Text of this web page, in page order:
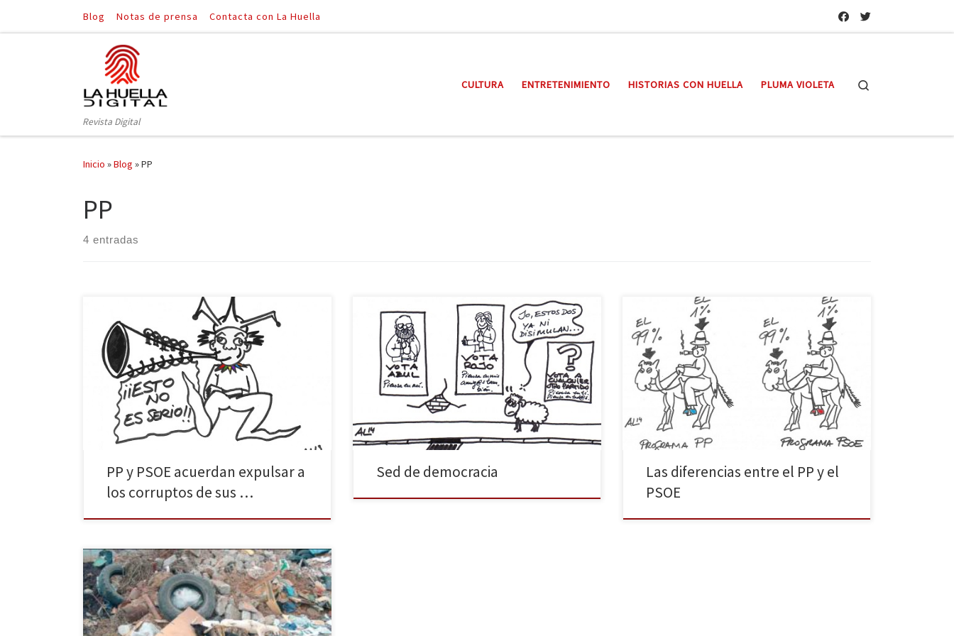
Saltar al contenido
Blog Notas de prensa Contacta con La Huella
Revista Digital
CULTURA ENTRETENIMIENTO HISTORIAS CON HUELLA PLUMA VIOLETA
Inicio »Blog »PP
PP
4 entradas
Todo lo que va a leer a continuación es falso, salvo
alguna cosa. NACIONAL Después de que Mariano Rajoy
recibiera las felicitaciones más efusivas de la Unión
Europea por haber traído el ébola al continente, el
estadista visionario ha decidido ir más allá. «Me
propongo importar más enfermedades infecciosas»,
ha […]
PP y PSOE acuerdan expulsar a
los corruptos de sus …
La ciudadanía tiene sed de democracia. La lejía
bipartidista, lejos de calmarla, agrava el problema,
pues con su apariencia de democracia, nos destroza
por dentro. Seguimos teniendo sed y algunas
personas no saben qué beber. Lo que tienen claro es
que no quieren más lejía bipartidista. Vota a cualquier
Sed de democracia
Juguemos al juego de encontrar las diferencias entre
los programas del PP y del PSOE. Prestad atención a
los detalles y, ante la duda, consultad este delicioso
artículo del maestro Isaac Rosa.
Las diferencias entre el PP y el
PSOE
Febrero se convierte para muchos galgos en su peor
pesadilla. Con el fin de la temporada de caza, muchos
de éstos son abandonados o en el peor de los casos
sacrificados. Tres asociaciones y el Partido animalista